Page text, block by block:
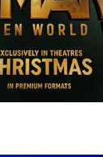
1/85